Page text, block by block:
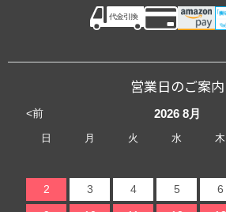
営業日のご案内
<前 2026 8月
日 月 火 水 木
2 3 4 5 6